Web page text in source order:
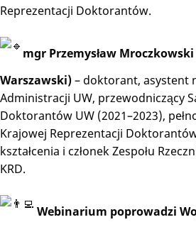
Reprezentacji Doktorantów.
mgr Przemysław
Warszawski)– doktorant, asystent
Administracji UW, przewodniczący
Doktorantów UW (2021–2023),
Krajowej Reprezentacji
kształcenia i członek Zespołu
KRD.
Webinarium poprowadzi